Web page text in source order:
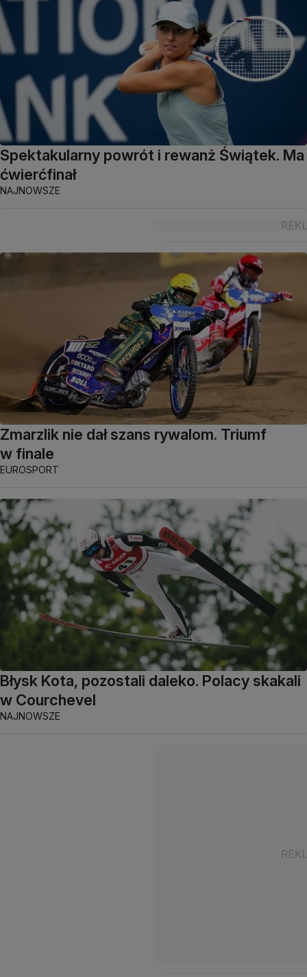
Spektakularny powrót i rewanż Świątek. Ma
ćwierćfinał
NAJNOWSZE
Zmarzlik nie dał szans rywalom. Triumf
w finale
EUROSPORT
Błysk Kota, pozostali daleko. Polacy skakali
w Courchevel
NAJNOWSZE